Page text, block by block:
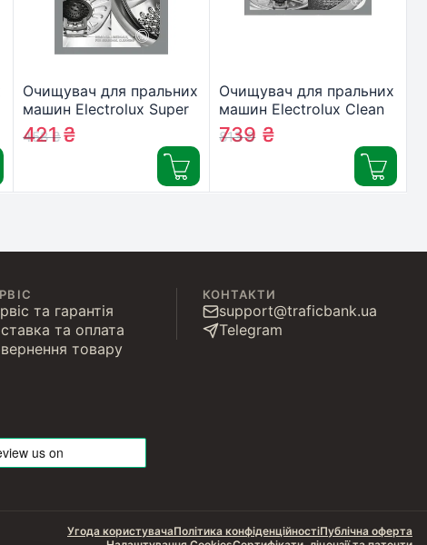
Очищувач для пральних
машин Electrolux Super
Care 2 шт (M2GCP101)
458₴
421₴
Очищувач для пральних
машин Electrolux Clean
& Care 3 в 1 12 шт.
(M2GCP121)
813₴
739 ₴
та гарантія
та оплата
товару
КОНТАКТИ
support@traficbank.ua
Telegram
Угода користувачаПолітика конфіденційностіПублічна оферта